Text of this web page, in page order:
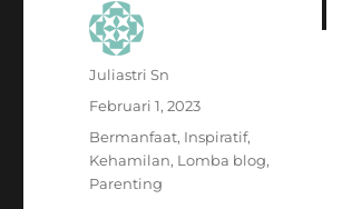
Author
Juliastri Sn
Posted
on
Februari 1, 2023
Categories
Bermanfaat, Inspiratif,
Kehamilan, Lomba blog,
Parenting